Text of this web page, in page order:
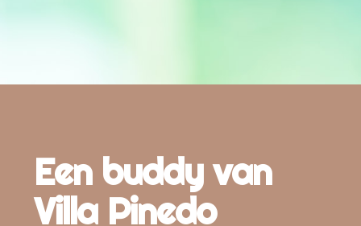
Een buddy van
Villa Pinedo